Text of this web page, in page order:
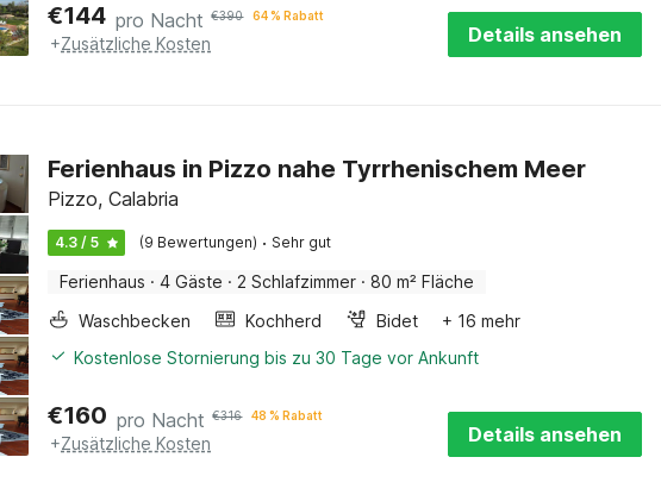
€144 pro Nacht €390 64 % Rabatt
+Zusätzliche Kosten Details ansehen
Ferienhaus in Pizzo nahe Tyrrhenischem Meer
Pizzo, Calabria
4.3 / 5 (9 Bewertungen) · Sehr gut
Ferienhaus · 4 Gäste · 2 Schlafzimmer · 80 m² Fläche
Waschbecken
Kochherd Bidet
+ 16 mehr
Kostenlose Stornierung bis zu 30 Tage vor Ankunft
€160 pro Nacht €316 48 % Rabatt
+Zusätzliche Kosten Details ansehen